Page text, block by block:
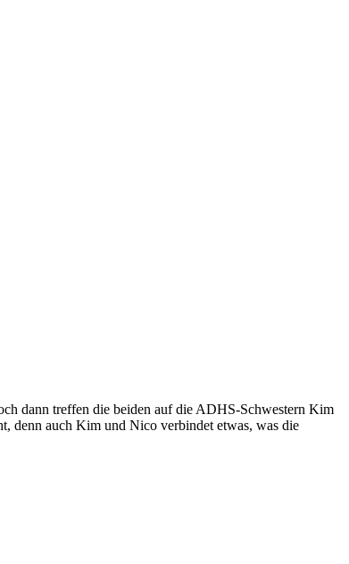
dann treffen die beiden auf die ADHS-Schwestern Kim
denn auch Kim und Nico verbindet etwas, was die